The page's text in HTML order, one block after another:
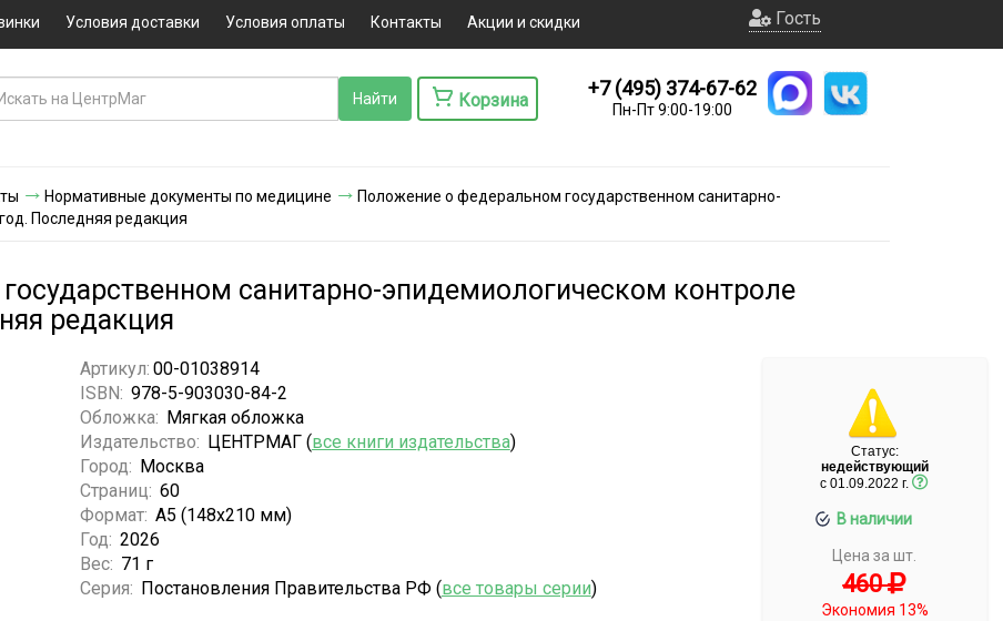
Условия доставки Условия оплаты Контакты Акции и скидки Гость
Корзина
+7 (495) 374-67-62
Пн-Пт 9:00-19:00
Нормативные документы по медицине
Положение о федеральном государственном санитарно-
Последняя редакция
санитарно-эпидемиологическом контроле
редакция
Статус:
недействующий
c 01.09.2022 г.
В наличии
Цена за шт.
460
Экономия 13%
Артикул: 00-01038914
ISBN: 978-5-903030-84-2
Обложка: Мягкая обложка
Издательство: ЦЕНТРМАГ (все книги издательства)
Город: Москва
Страниц: 60
Формат: А5 (148x210 мм)
Год: 2026
Вес: 71 г
Серия: Постановления Правительства РФ (все товары серии)